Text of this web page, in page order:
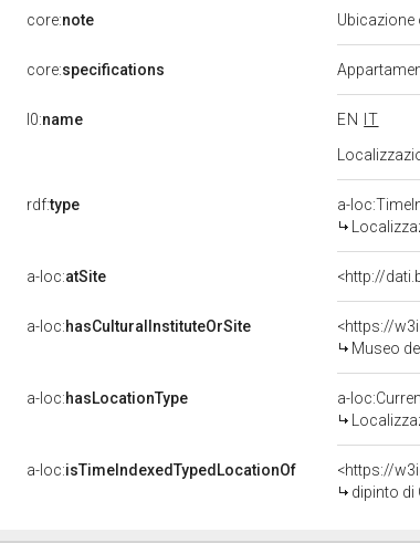
core:note Ubicazione
core:specifications
l0:name EN
IT
rdf:type
a-
a-loc:atSite <http://
a-loc:hasCulturalInstituteOrSite
<https://
Museo
a-loc:hasLocationType
a-
a-loc:isTimeIndexedTypedLocationOf
<https://
dipinto di